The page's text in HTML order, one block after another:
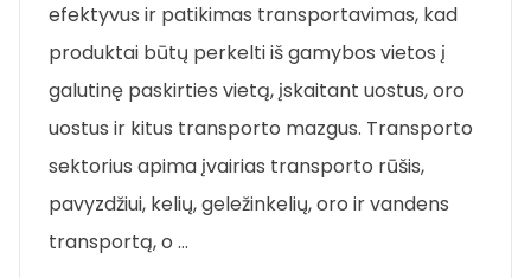
efektyvus ir patikimas transportavimas, kad
produktai būtų perkelti iš gamybos vietos į
galutinę paskirties vietą, įskaitant uostus, oro
uostus ir kitus transporto mazgus. Transporto
sektorius apima įvairias transporto rūšis,
pavyzdžiui, kelių, geležinkelių, oro ir vandens
transportą, o …